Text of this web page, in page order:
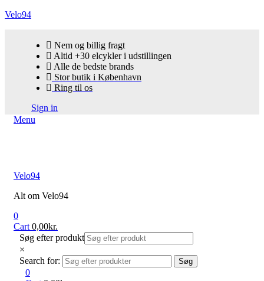
Velo94
Nem og billig fragt
Altid +30 elcykler i udstillingen
Alle de bedste brands
Stor butik i København
Ring til os
Sign in
Menu
Velo94
Alt om Velo94
0
Cart 0,00kr.
Søg efter produkt
×
Search for:
Søg
0